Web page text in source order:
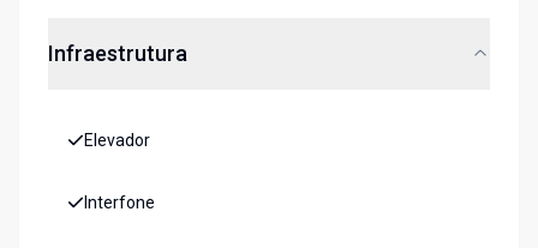
Infraestrutura
Elevador
Interfone